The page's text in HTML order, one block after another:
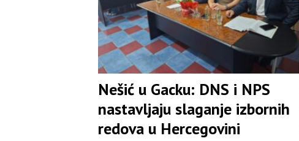
Nešić u Gacku: DNS i NPS
nastavljaju slaganje izbornih
redova u Hercegovini